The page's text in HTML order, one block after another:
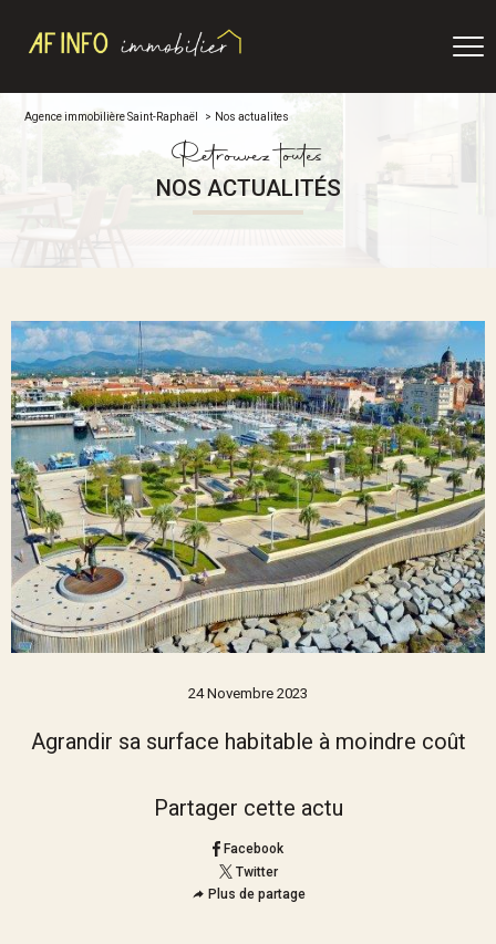
Agence immobilière Saint-Raphaël Nos actualites
Retrouvez toutes
NOS ACTUALITÉS
24 Novembre 2023
Agrandir sa surface habitable à moindre coût
Partager cette actu
Facebook
Twitter
Plus de partage